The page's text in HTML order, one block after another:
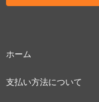
ホーム
支払い方法について